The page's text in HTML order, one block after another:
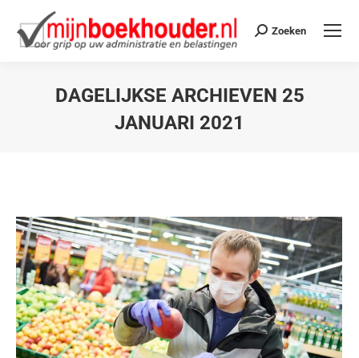
Zoeken
DAGELIJKSE ARCHIEVEN 25
JANUARI 2021